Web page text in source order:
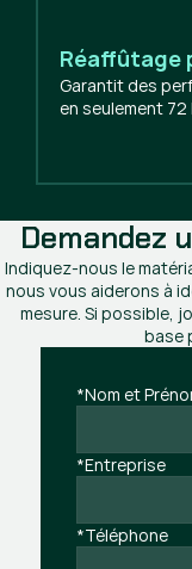
Réaffûtage
Garantit des
en seulement 72
Demandez
Indiquez-nous le
nous vous aiderons à
mesure. Si possible,
base
*Nom et
*Entreprise
*Téléphone